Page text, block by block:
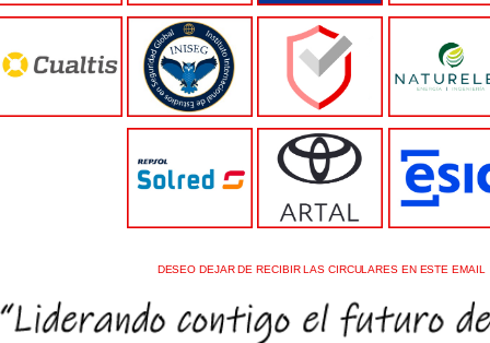
DESEO DEJAR DE RECIBIR LAS CIRCULARES EN ESTE EMAIL